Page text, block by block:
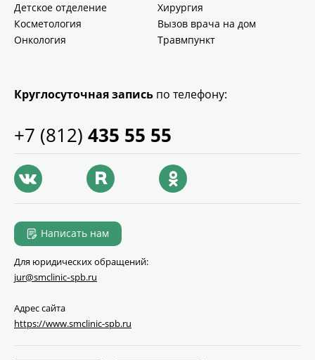
Детское отделение
Хирургия
Косметология
Вызов врача на дом
Онкология
Травмпункт
Круглосуточная запись по телефону:
+7 (812) 435 55 55
Написать нам
Для юридических обращений:
jur@smclinic‑spb.ru
Адрес сайта
https://www.smclinic-spb.ru